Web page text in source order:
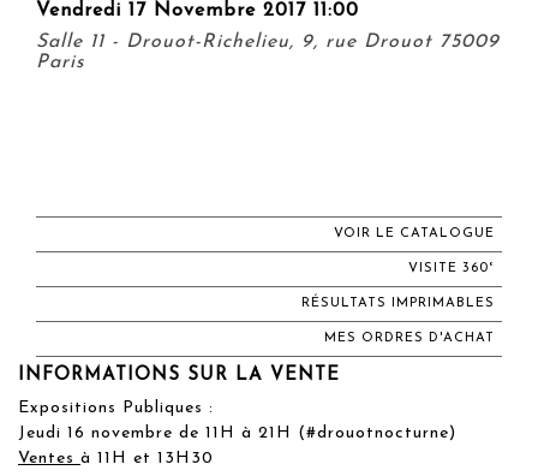
Vendredi 17 Novembre 2017 11:00
Salle 11 - Drouot-Richelieu, 9, rue Drouot 75009
Paris
VOIR LE CATALOGUE
VISITE 360°
RÉSULTATS IMPRIMABLES
MES ORDRES D'ACHAT
INFORMATIONS SUR LA VENTE
Expositions Publiques :
Jeudi 16 novembre de 11H à 21H (#drouotnocturne)
Ventes à 11H et 13H30